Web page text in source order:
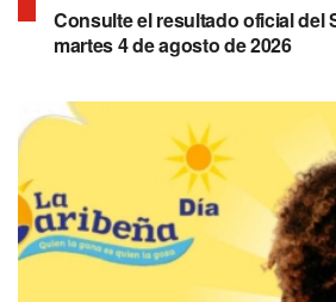
Consulte el resultado oficial del
martes 4 de agosto de 2026